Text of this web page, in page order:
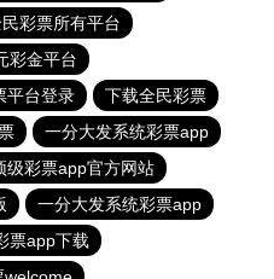
彩票所有平台
彩金平台
平台登录
下载全民彩票
一分大发系统彩票app
级彩票app官方网站
一分大发系统彩票app
票app下载